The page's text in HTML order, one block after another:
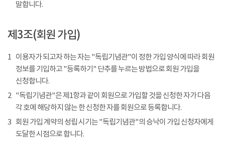
말합니다.
제3조(회원 가입)
1 이용자가 되고자 하는 자는 "독립기념관"이 정한 가입 양식에 따라 회원
정보를 기입하고 "등록하기" 단추를 누르는 방법으로 회원 가입을
신청합니다.
2 "독립기념관"은 제1항과 같이 회원으로 가입할 것을 신청한 자가 다음
각 호에 해당하지 않는 한 신청한 자를 회원으로 등록합니다.
3 회원 가입 계약의 성립 시기는 "독립기념관"의 승낙이 가입 신청자에게
도달한 시점으로 합니다.